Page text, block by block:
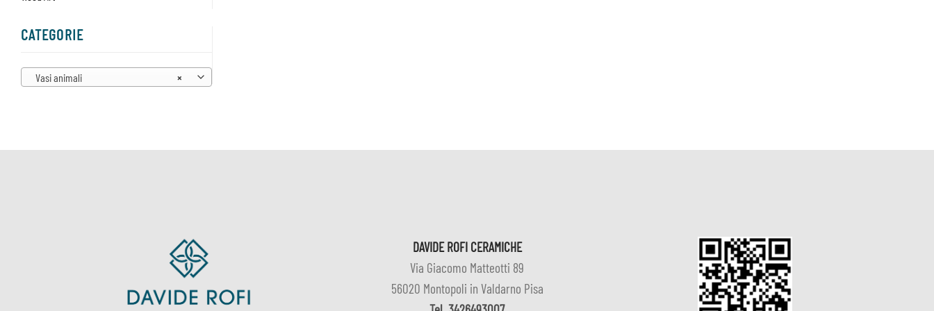
CATEGORIE
×
Vasi animali
DAVIDE ROFI CERAMICHE
Via Giacomo Matteotti 89
56020 Montopoli in Valdarno Pisa